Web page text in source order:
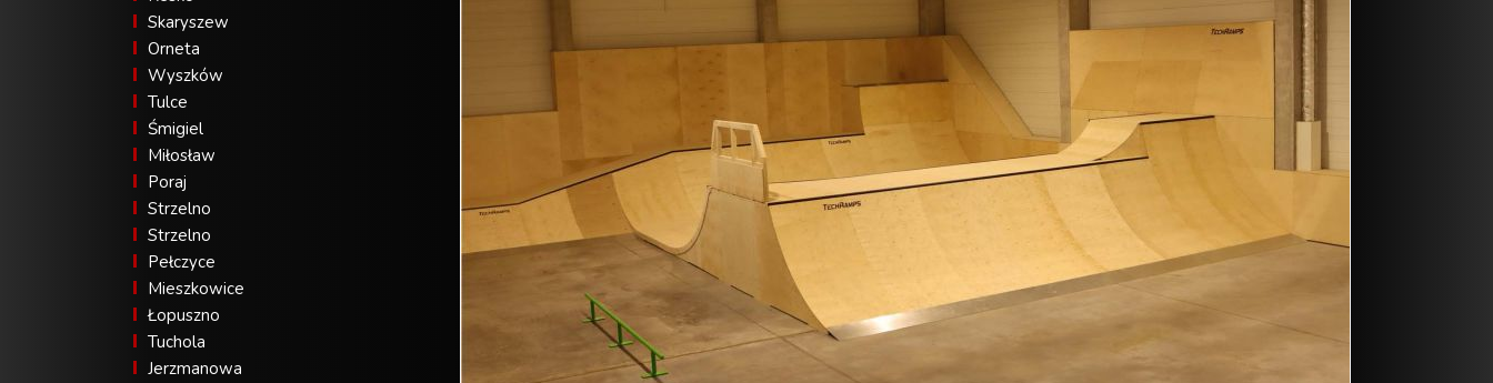
Skaryszew
Orneta
Wyszków
Tulce
Śmigiel
Miłosław
Poraj
Strzelno
Strzelno
Pełczyce
Mieszkowice
Łopuszno
Tuchola
Jerzmanowa